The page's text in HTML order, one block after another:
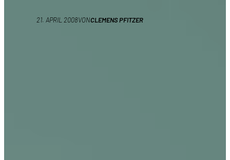
21. APRIL 2008VONCLEMENS PFITZER